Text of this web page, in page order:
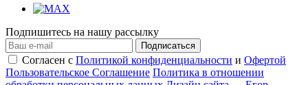
Подпишитесь на нашу рассылку
Подписаться
Согласен с Политикой конфиденциальности и Офертой
Пользовательское Соглашение Политика в отношении